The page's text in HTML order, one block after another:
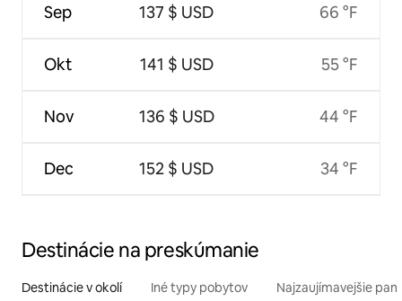
Sep
Okt
Nov
Dec
137 $ USD
141 $ USD
136 $ USD
152 $ USD
66 °F
55 °F
44 °F
34 °F
Destinácie na preskúmanie
Destinácie v okolí Iné typy pobytov Najzaujímavejšie